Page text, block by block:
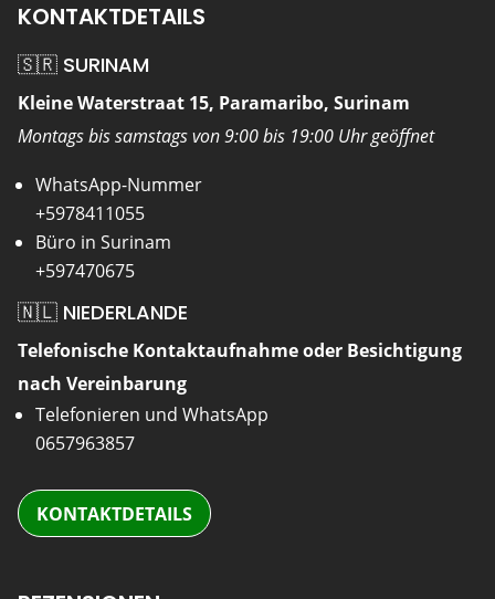
KONTAKTDETAILS
🇸🇷 SURINAM
Kleine Waterstraat 15, Paramaribo, Surinam
Montags bis samstags von 9:00 bis 19:00 Uhr geöffnet
WhatsApp-Nummer
+5978411055
Büro in Surinam
+597470675
🇳🇱 NIEDERLANDE
Telefonische Kontaktaufnahme oder Besichtigung
nach Vereinbarung
Telefonieren und WhatsApp
0657963857
KONTAKTDETAILS